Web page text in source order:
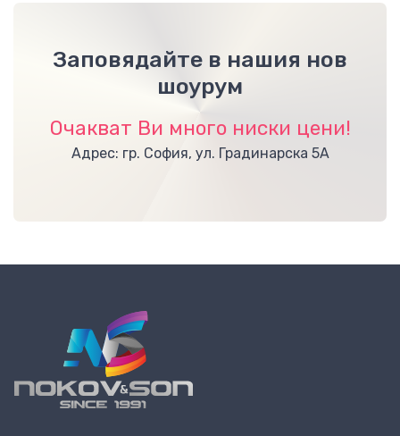
Заповядайте в нашия нов
шоурум
Очакват Ви много ниски цени!
Адрес: гр. София, ул. Градинарска 5А